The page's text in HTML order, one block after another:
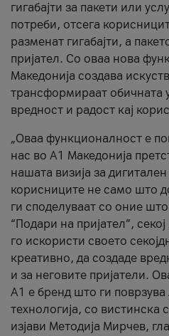
гигабајти за пакети или
потреби, отсега
разменат гигабајти, а
пријател. Со оваа нова
Македонија создава
трансформираат обичната
вредност и радост кај
„Оваа функционалност е
нас во А1 Македонија
нашата визија за
корисниците не само што
ги споделуваат со оние
“Подари на пријател”,
го искористи своето
креативно, да создаде
и за неговите пријатели.
А1 е бренд што ги поврзува
технологија, со вистинска
изјави Методија Мирчев,